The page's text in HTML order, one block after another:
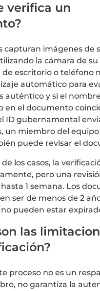
verifica un
capturan imágenes de
la cámara de su
escritorio o teléfono
automático para
auténtico y si el
en el documento
ID gubernamental
un miembro del
puede revisar el
los casos, la
pero una
1 semana. Los
ser de menos de 2
pueden estar
las
proceso no es un
no garantiza la